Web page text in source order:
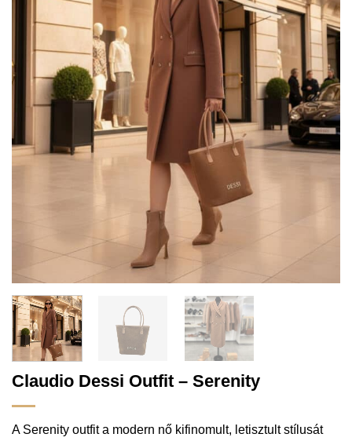
Claudio Dessi Outfit – Serenity
A Serenity outfit a modern nő kifinomult, letisztult stílusát